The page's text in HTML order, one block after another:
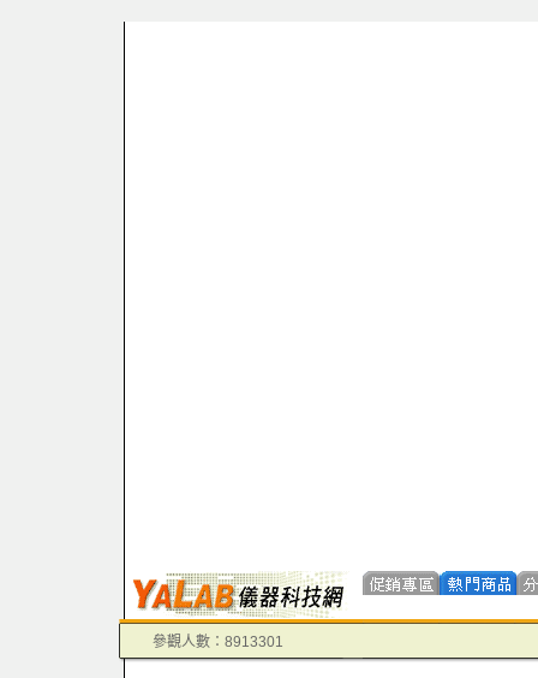
參觀人數：8913301